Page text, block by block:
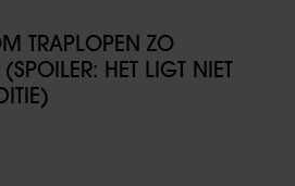
TRAPLOPEN ZO
HET LIGT NIET